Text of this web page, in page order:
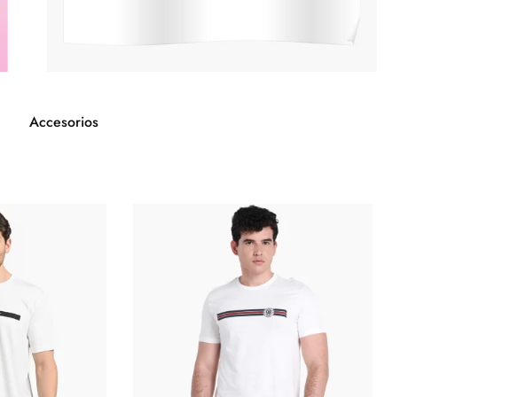
Accesorios